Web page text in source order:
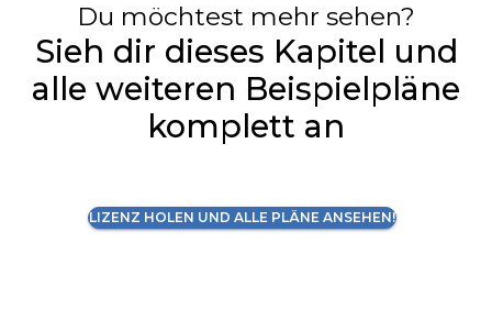
Du möchtest mehr sehen?
Sieh dir dieses Kapitel und
alle weiteren Beispielpläne
komplett an
LIZENZ HOLEN UND ALLE PLÄNE ANSEHEN!